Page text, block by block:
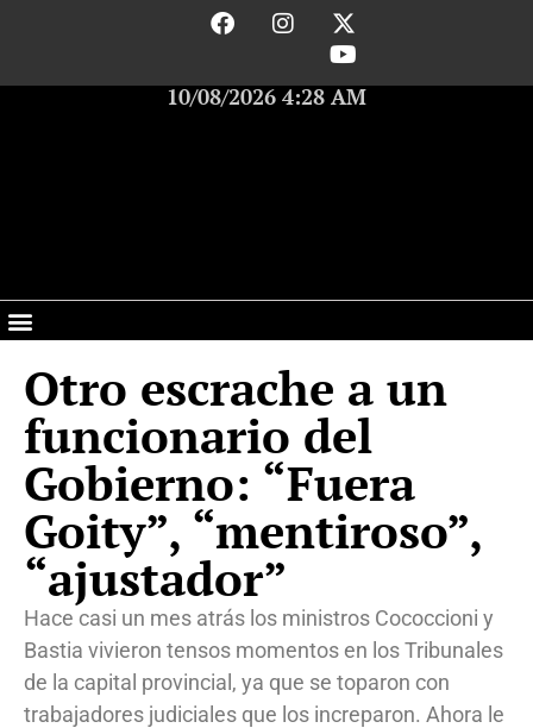
10/08/2026 4:28 AM
Otro escrache a un
funcionario del
Gobierno: “Fuera
Goity”, “mentiroso”,
“ajustador”
Hace casi un mes atrás los ministros Cococcioni y
Bastia vivieron tensos momentos en los Tribunales
de la capital provincial, ya que se toparon con
trabajadores judiciales que los increparon. Ahora le